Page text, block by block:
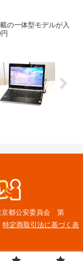
の一体型モデルが入
都公安委員会 第
特定商取引法に基づく表